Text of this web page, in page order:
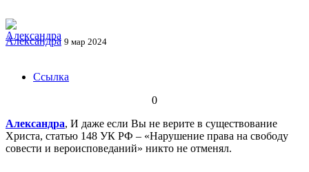
Александра 9 мар 2024
Ссылка
0
Александра, И даже если Вы не верите в существование
Христа, статью 148 УК РФ – «Нарушение права на свободу
совести и вероисповеданий» никто не отменял.